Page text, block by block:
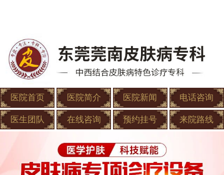
医院首页 医院简介 医院新闻 电话咨询
医生团队 在线咨询 预约挂号 来院路线